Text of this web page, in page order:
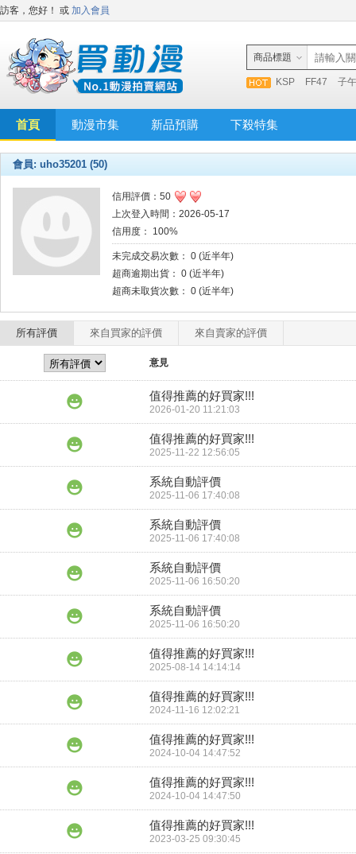
訪客，您好！ 或 加入會員
商品標題
KSP FF47 子
首頁 動漫市集 新品預購 下殺特集
會員: uho35201 (50)
信用評價：50
上次登入時間：2026-05-17
信用度： 100%
未完成交易次數： 0 (近半年)
超商逾期出貨： 0 (近半年)
超商未取貨次數： 0 (近半年)
所有評價 來自買家的評價 來自賣家的評價
意見
值得推薦的好買家!!!
2026-01-20 11:21:03
值得推薦的好買家!!!
2025-11-22 12:56:05
系統自動評價
2025-11-06 17:40:08
系統自動評價
2025-11-06 17:40:08
系統自動評價
2025-11-06 16:50:20
系統自動評價
2025-11-06 16:50:20
值得推薦的好買家!!!
2025-08-14 14:14:14
值得推薦的好買家!!!
2024-11-16 12:02:21
值得推薦的好買家!!!
2024-10-04 14:47:52
值得推薦的好買家!!!
2024-10-04 14:47:50
值得推薦的好買家!!!
2023-03-25 09:30:45